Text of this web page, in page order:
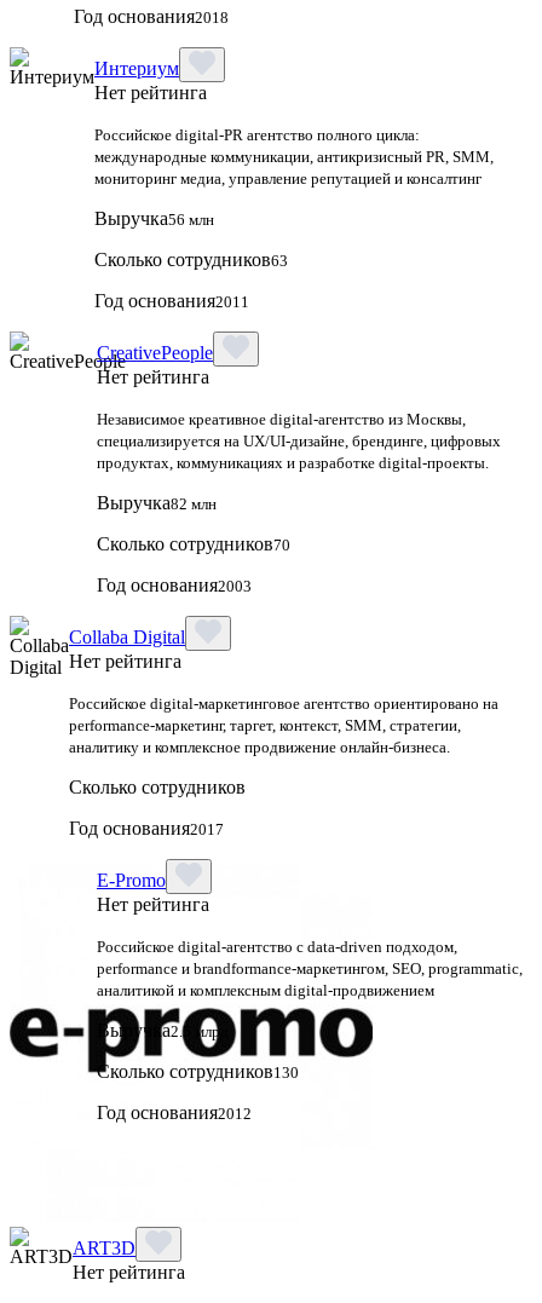
Год основания2018
Интериум
Нет рейтинга
Российское digital-PR агентство полного цикла:
международные коммуникации, антикризисный PR, SMM,
мониторинг медиа, управление репутацией и консалтинг
Выручка56 млн
Сколько сотрудников63
Год основания2011
CreativePeople
Нет рейтинга
Независимое креативное digital‑агентство из Москвы,
специализируется на UX/UI‑дизайне, брендинге, цифровых
продуктах, коммуникациях и разработке digital‑проекты.
Выручка82 млн
Сколько сотрудников70
Год основания2003
Collaba Digital
Нет рейтинга
Российское digital-маркетинговое агентство ориентировано на
performance-маркетинг, таргет, контекст, SMM, стратегии,
аналитику и комплексное продвижение онлайн-бизнеса.
Сколько сотрудников
Год основания2017
E-Promo
Нет рейтинга
Российское digital-агентство с data-driven подходом,
performance и brandformance-маркетингом, SEO, programmatic,
аналитикой и комплексным digital-продвижением
Выручка2.5 млрд
Сколько сотрудников130
Год основания2012
ART3D
Нет рейтинга